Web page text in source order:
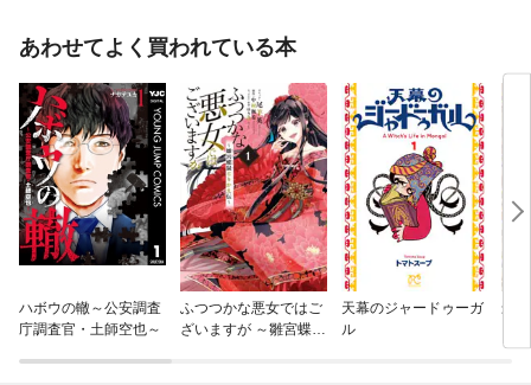
あわせてよく買われている本
ハボウの轍～公安調査
庁調査官・土師空也～
ふつつかな悪女ではご
ざいますが ～雛宮蝶鼠
天幕のジャードゥーガ
ル
最
Sラ